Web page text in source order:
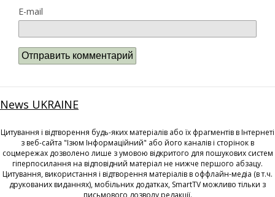
E-mail
News UKRAINE
Цитування і відтворення будь-яких матеріалів або їх фрагментів в Інтернеті
з веб-сайта "Ізюм Інформаційний" або його каналів і сторінок в
соцмережах дозволено лише з умовою відкритого для пошукових систем
гіперпосилання на відповідний матеріал не нижче першого абзацу.
Цитування, використання і відтворення матеріалів в оффлайн-медіа (в т.ч.
друкованих виданнях), мобільних додатках, SmartTV можливо тільки з